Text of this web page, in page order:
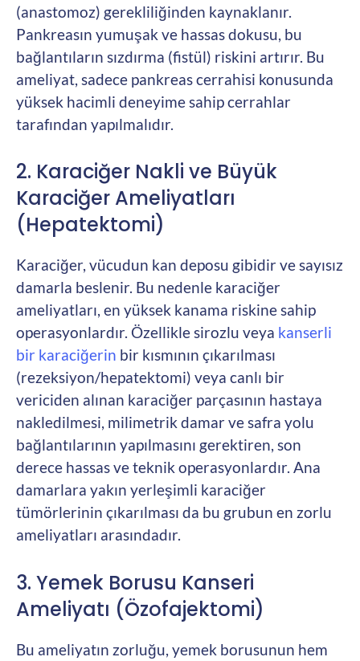
(anastomoz) gerekliliğinden kaynaklanır.
Pankreasın yumuşak ve hassas dokusu, bu
bağlantıların sızdırma (fistül) riskini artırır. Bu
ameliyat, sadece pankreas cerrahisi konusunda
yüksek hacimli deneyime sahip cerrahlar
tarafından yapılmalıdır.
2. Karaciğer Nakli ve Büyük
Karaciğer Ameliyatları
(Hepatektomi)
Karaciğer, vücudun kan deposu gibidir ve sayısız
damarla beslenir. Bu nedenle karaciğer
ameliyatları, en yüksek kanama riskine sahip
operasyonlardır. Özellikle sirozlu veya kanserli
bir karaciğerin bir kısmının çıkarılması
(rezeksiyon/hepatektomi) veya canlı bir
vericiden alınan karaciğer parçasının hastaya
nakledilmesi, milimetrik damar ve safra yolu
bağlantılarının yapılmasını gerektiren, son
derece hassas ve teknik operasyonlardır. Ana
damarlara yakın yerleşimli karaciğer
tümörlerinin çıkarılması da bu grubun en zorlu
ameliyatları arasındadır.
3. Yemek Borusu Kanseri
Ameliyatı (Özofajektomi)
Bu ameliyatın zorluğu, yemek borusunun hem